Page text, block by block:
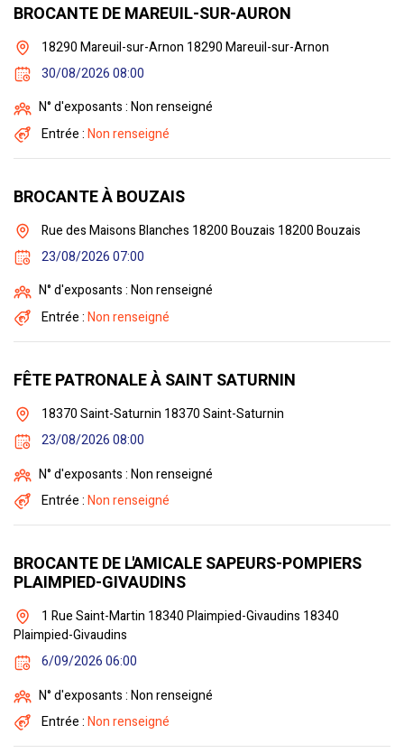
BROCANTE DE MAREUIL-SUR-AURON
18290 Mareuil-sur-Arnon 18290 Mareuil-sur-Arnon
30/08/2026 08:00
N° d'exposants : Non renseigné
Entrée :Non renseigné
BROCANTE À BOUZAIS
Rue des Maisons Blanches 18200 Bouzais 18200 Bouzais
23/08/2026 07:00
N° d'exposants : Non renseigné
Entrée :Non renseigné
FÊTE PATRONALE À SAINT SATURNIN
18370 Saint-Saturnin 18370 Saint-Saturnin
23/08/2026 08:00
N° d'exposants : Non renseigné
Entrée :Non renseigné
BROCANTE DE L'AMICALE SAPEURS-POMPIERS
PLAIMPIED-GIVAUDINS
1 Rue Saint-Martin 18340 Plaimpied-Givaudins 18340
Plaimpied-Givaudins
6/09/2026 06:00
N° d'exposants : Non renseigné
Entrée :Non renseigné